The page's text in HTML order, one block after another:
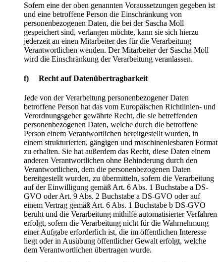
Sofern eine der oben genannten Voraussetzungen gegeben ist
und eine betroffene Person die Einschränkung von
personenbezogenen Daten, die bei der Sascha Moll
gespeichert sind, verlangen möchte, kann sie sich hierzu
jederzeit an einen Mitarbeiter des für die Verarbeitung
Verantwortlichen wenden. Der Mitarbeiter der Sascha Moll
wird die Einschränkung der Verarbeitung veranlassen.
f) Recht auf Datenübertragbarkeit
Jede von der Verarbeitung personenbezogener Daten
betroffene Person hat das vom Europäischen Richtlinien- und
Verordnungsgeber gewährte Recht, die sie betreffenden
personenbezogenen Daten, welche durch die betroffene
Person einem Verantwortlichen bereitgestellt wurden, in
einem strukturierten, gängigen und maschinenlesbaren Format
zu erhalten. Sie hat außerdem das Recht, diese Daten einem
anderen Verantwortlichen ohne Behinderung durch den
Verantwortlichen, dem die personenbezogenen Daten
bereitgestellt wurden, zu übermitteln, sofern die Verarbeitung
auf der Einwilligung gemäß Art. 6 Abs. 1 Buchstabe a DS-
GVO oder Art. 9 Abs. 2 Buchstabe a DS-GVO oder auf
einem Vertrag gemäß Art. 6 Abs. 1 Buchstabe b DS-GVO
beruht und die Verarbeitung mithilfe automatisierter Verfahren
erfolgt, sofern die Verarbeitung nicht für die Wahrnehmung
einer Aufgabe erforderlich ist, die im öffentlichen Interesse
liegt oder in Ausübung öffentlicher Gewalt erfolgt, welche
dem Verantwortlichen übertragen wurde.